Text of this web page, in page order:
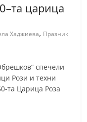
царица
Хаджиева, Празник
спечели
Рози и техни
та Царица Роза